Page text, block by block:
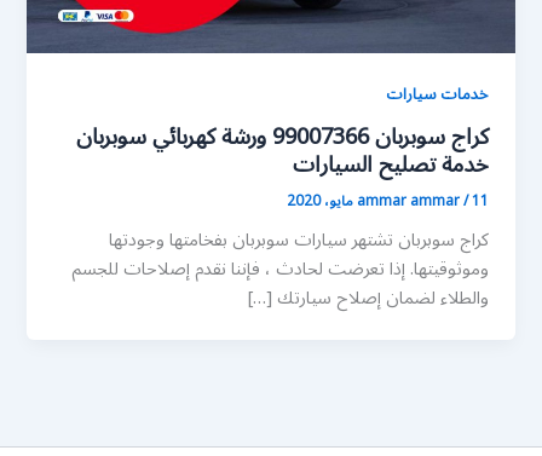
خدمات سيارات
كراج سوبربان 99007366 ورشة كهربائي سوبربان
خدمة تصليح السيارات
ammar ammar/11 مايو، 2020
كراج سوبربان تشتهر سيارات سوبربان بفخامتها وجودتها
وموثوقيتها. إذا تعرضت لحادث ، فإننا نقدم إصلاحات للجسم
والطلاء لضمان إصلاح سيارتك […]